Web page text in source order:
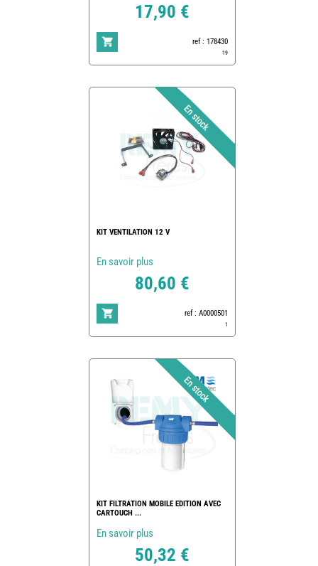
17,90 €
ref : 178430
19
KIT VENTILATION 12 V
En savoir plus
80,60 €
ref : A0000501
1
KIT FILTRATION MOBILE EDITION AVEC
CARTOUCH ...
En savoir plus
50,32 €